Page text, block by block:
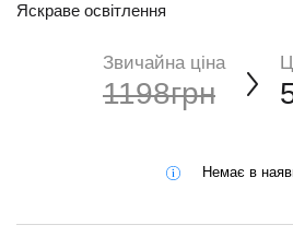
Яскраве освітлення
Звичайна ціна
1198грн
Немає в